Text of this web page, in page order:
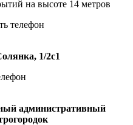
на высоте 14 метров
телефон
1/2с1
административный